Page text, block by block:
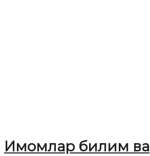
Имомлар билим ва